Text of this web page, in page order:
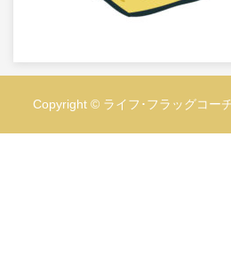
Copyright © ライフ･フラッグコー